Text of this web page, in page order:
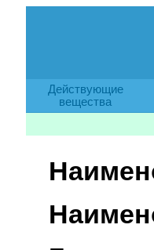
Действующие
вещества